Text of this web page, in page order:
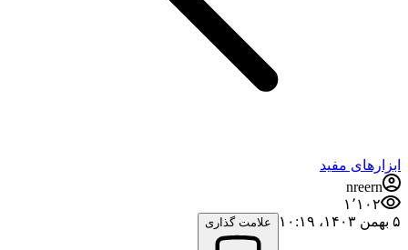
ابزارهای مفید
nreern
۱٬۱۰۲
۵ بهمن ۱۴۰۳،‏ ۱۰:۱۹
علامت گذاری